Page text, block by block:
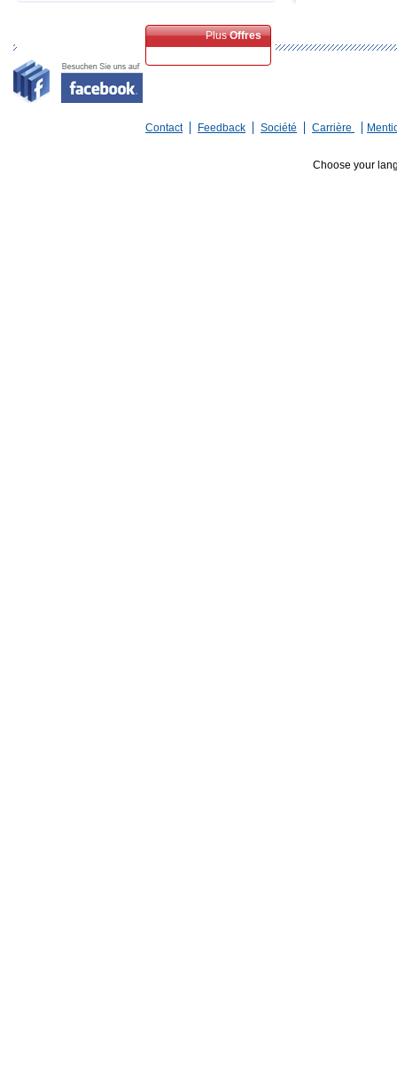
PlusOffres
Contact Feedback Société Carrière
Choose your